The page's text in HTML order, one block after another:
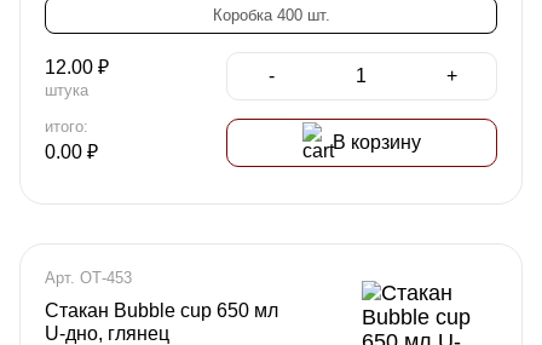
Коробка 400 шт.
12.00 ₽
штука
- +
итого:
0.00 ₽ В корзину
Арт. ОТ-453
Стакан Bubble cup 650 мл
U-дно, глянец